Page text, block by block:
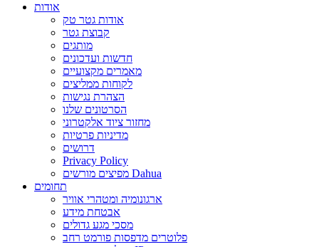
אודות
אודות גטר טק
קבוצת גטר
מותגים
חדשות ועדכונים
מאמרים מקצועיים
לקוחות ממליצים
הצהרת נגישות
הסרטונים שלנו
מחזור ציוד אלקטרוני
מדיניות פרטיות
דרושים
Privacy Policy
מפיצים מורשים Dahua
תחומים
ארגונומיה ומטהרי אוויר
אבטחת מידע
מסכי מגע גדולים
פלוטרים מדפסות פורמט רחב